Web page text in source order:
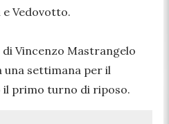
Vedovotto.
di Vincenzo Mastrangelo
una settimana per il
il primo turno di riposo.